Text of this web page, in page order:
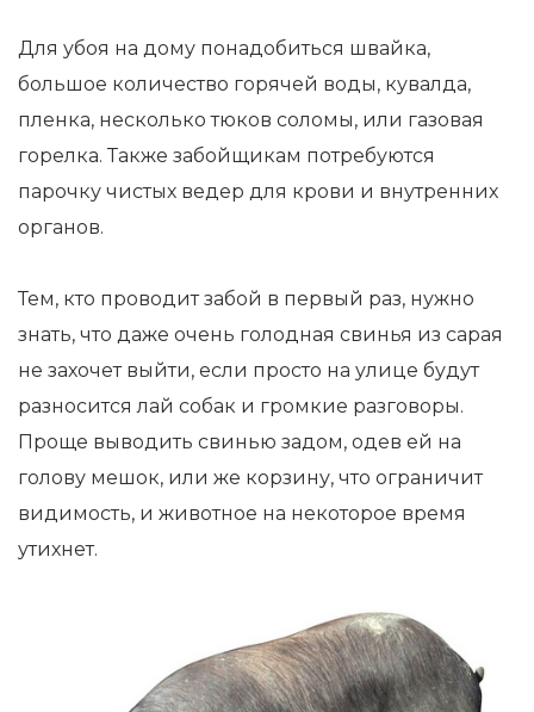
Для убоя на дому понадобиться швайка,
большое количество горячей воды, кувалда,
пленка, несколько тюков соломы, или газовая
горелка. Также забойщикам потребуются
парочку чистых ведер для крови и внутренних
органов.
Тем, кто проводит забой в первый раз, нужно
знать, что даже очень голодная свинья из сарая
не захочет выйти, если просто на улице будут
разносится лай собак и громкие разговоры.
Проще выводить свинью задом, одев ей на
голову мешок, или же корзину, что ограничит
видимость, и животное на некоторое время
утихнет.